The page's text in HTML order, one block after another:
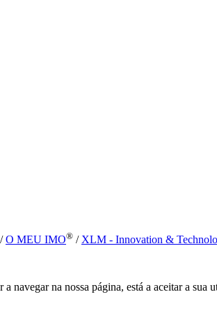
O MEU IMO® / XLM - Innovation &
na nossa página, está a aceitar a sua